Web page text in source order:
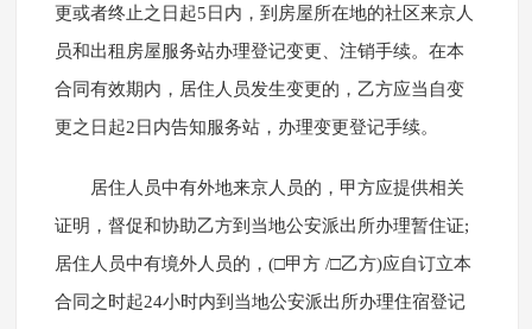
更或者终止之日起5日内，到房屋所在地的社区来京人
员和出租房屋服务站办理登记变更、注销手续。在本
合同有效期内，居住人员发生变更的，乙方应当自变
更之日起2日内告知服务站，办理变更登记手续。
居住人员中有外地来京人员的，甲方应提供相关
证明，督促和协助乙方到当地公安派出所办理暂住证;
居住人员中有境外人员的，(□甲方 /□乙方)应自订立本
合同之时起24小时内到当地公安派出所办理住宿登记